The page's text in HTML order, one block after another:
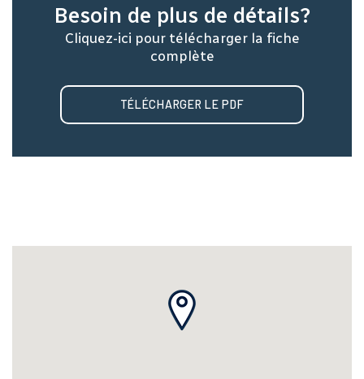
Besoin de plus de détails?
Cliquez-ici pour télécharger la fiche
complète
TÉLÉCHARGER LE PDF